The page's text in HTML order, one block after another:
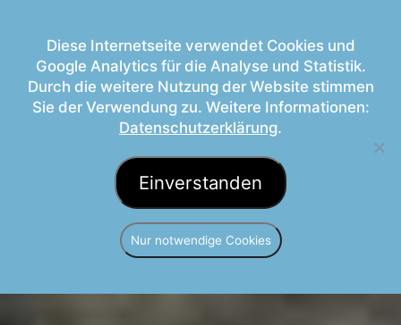
Diese Internetseite verwendet Cookies und
Google Analytics für die Analyse und Statistik.
Durch die weitere Nutzung der Website stimmen
Sie der Verwendung zu. Weitere Informationen:
Datenschutzerklärung.
Einverstanden
Nur notwendige Cookies